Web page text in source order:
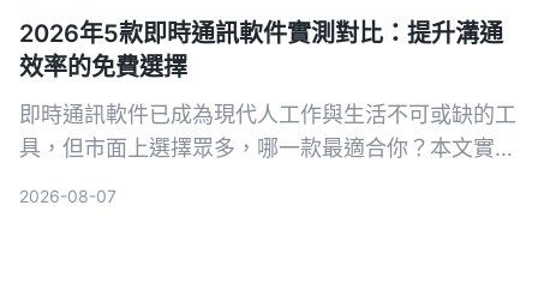
2026年5款即時通訊軟件實測對比：提升溝通
效率的免費選擇
即時通訊軟件已成為現代人工作與生活不可或缺的工
具，但市面上選擇眾多，哪一款最適合你？本文實測
2026-08-07